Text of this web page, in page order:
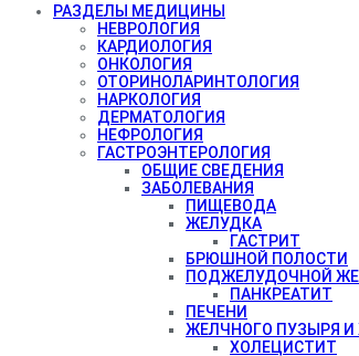
РАЗДЕЛЫ МЕДИЦИНЫ
НЕВРОЛОГИЯ
КАРДИОЛОГИЯ
ОНКОЛОГИЯ
ОТОРИНОЛАРИНТОЛОГИЯ
НАРКОЛОГИЯ
ДЕРМАТОЛОГИЯ
НЕФРОЛОГИЯ
ГАСТРОЭНТЕРОЛОГИЯ
ОБЩИЕ СВЕДЕНИЯ
ЗАБОЛЕВАНИЯ
ПИЩЕВОДА
ЖЕЛУДКА
ГАСТРИТ
БРЮШНОЙ ПОЛОСТИ
ПОДЖЕЛУДОЧНОЙ
ПАНКРЕАТИТ
ПЕЧЕНИ
ЖЕЛЧНОГО ПУЗЫРЯ
ХОЛЕЦИСТИТ